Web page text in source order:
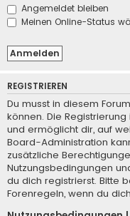
Angemeldet bleiben
Meinen Online-Status
REGISTRIEREN
Du musst in diesem
können. Die
und ermöglicht dir, auf
Board-Administration
zusätzliche
Nutzungsbedingungen
du dich registrierst. Bitte
Forenregeln, wenn du